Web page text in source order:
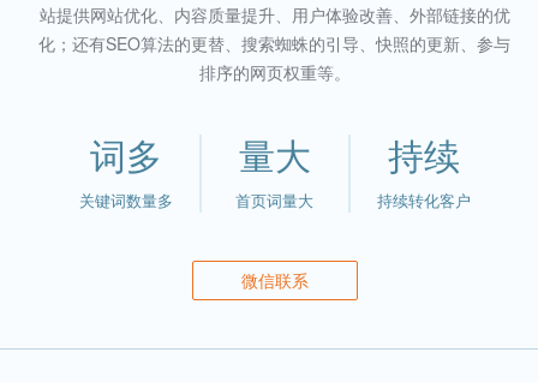
站提供网站优化、内容质量提升、用户体验改善、外部链接的优
化；还有SEO算法的更替、搜索蜘蛛的引导、快照的更新、参与
排序的网页权重等。
词多
关键词数量多
量大
首页词量大
持续
持续转化客户
微信联系